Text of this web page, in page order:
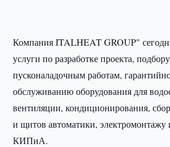
Компания ITALHEAT GROUP"
услуги по разработке проекта,
пусконаладочным работам,
обслуживанию оборудования для
вентиляции, кондиционирования,
и щитов автоматики, электромонтажу
КИПиА.